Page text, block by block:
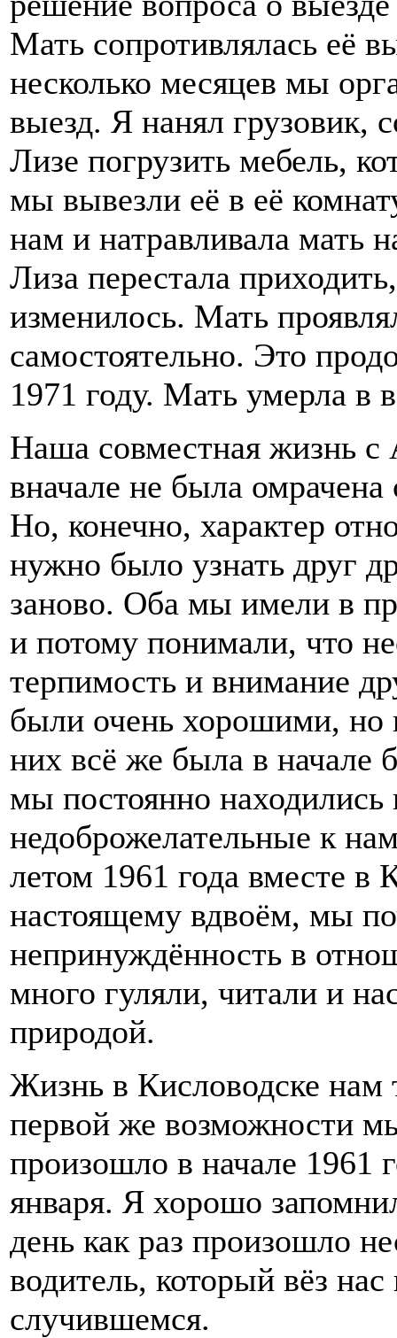
Мать сопротивлялась её
несколько месяцев мы
выезд. Я нанял грузовик,
Лизе погрузить мебель,
мы вывезли её в её
нам и натравливала мать
Лиза перестала
изменилось. Мать
самостоятельно. Это
1971 году. Мать умерла в
Наша совместная жизнь с
вначале не была
Но, конечно, характер
нужно было узнать друг
заново. Оба мы имели в
и потому понимали, что
терпимость и внимание
были очень хорошими, но
них всё же была в начале
мы постоянно находились
недоброжелательные к
летом 1961 года вместе в
настоящему вдвоём, мы
непринуждённость в
много гуляли, читали и
природой.
Жизнь в Кисловодске нам
первой же возможности
произошло в начале
января. Я хорошо
день как раз произошло
водитель, который вёз
случившемся.